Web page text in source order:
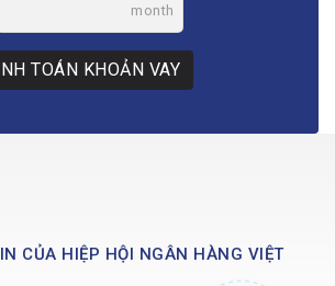
month
TOÁN KHOẢN VAY
CỦA HIỆP HỘI NGÂN HÀNG VIỆT